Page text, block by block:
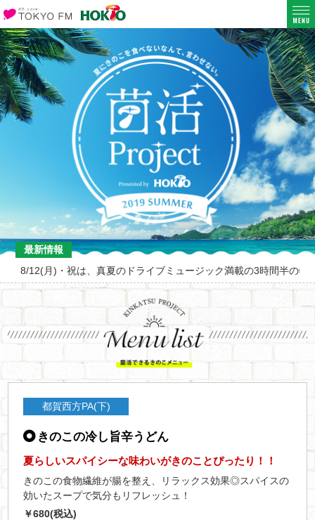
最新情報
8/12(月)・祝は、真夏のドライブミュージック満載の3時間半の特
都賀西方PA(下)
きのこの冷し旨辛うどん
夏らしいスパイシーな味わいがきのことぴったり！！
きのこの食物繊維が腸を整え、リラックス効果◎スパイスの
効いたスープで気分もリフレッシュ！
￥680(税込)